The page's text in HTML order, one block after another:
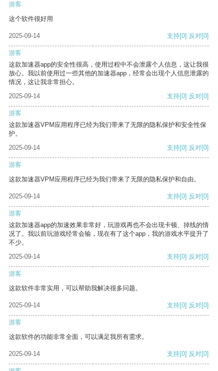
游客
这个软件很好用
2025-09-14 支持[0] 反对[0]
游客
这款加速器app的安全性很高，使用过程中不会泄露个人信息，这让我很
放心。我以前使用过一些其他的加速器app，经常会出现个人信息泄露的
情况，这让我非常担心。
2025-09-14
支持[0] 反对[0]
游客
这款加速器VPM应用程序已经为我们带来了无限的隐私保护和安全性保
护。
2025-09-14
支持[0] 反对[0]
游客
这款加速器VPM应用程序已经为我们带来了无限的隐私保护和自由。
2025-09-14 支持[0] 反对[0]
游客
这款加速器app的加速效果非常好，玩游戏再也不会出现卡顿、掉线的情
况了。我以前玩游戏经常会输，现在有了这个app，我的游戏水平提升了
不少。
2025-09-14
支持[0] 反对[0]
游客
这款软件非常实用，可以帮助我解决很多问题。
2025-09-14 支持[0] 反对[0]
游客
这款软件的功能非常全面，可以满足我所有需求。
2025-09-14 支持[0] 反对[0]